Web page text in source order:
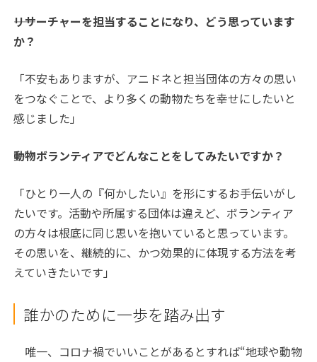
――リサーチャーを担当することになり、どう思っています
か？
「不安もありますが、アニドネと担当団体の方々の思い
をつなぐことで、より多くの動物たちを幸せにしたいと
感じました」
――動物ボランティアでどんなことをしてみたいですか？
「ひとり一人の『何かしたい』を形にするお手伝いがし
たいです。活動や所属する団体は違えど、ボランティア
の方々は根底に同じ思いを抱いていると思っています。
その思いを、継続的に、かつ効果的に体現する方法を考
えていきたいです」
誰かのために一歩を踏み出す
唯一、コロナ禍でいいことがあるとすれば“地球や動物